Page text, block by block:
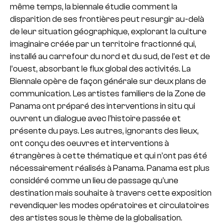
même temps, la biennale étudie comment la
disparition de ses frontières peut resurgir au-delà
de leur situation géographique, explorant la culture
imaginaire créée par un territoire fractionné qui,
installé au carrefour du nord et du sud, de l’est et de
l’ouest, absorbant le flux global des activités. La
Biennale opère de façon générale sur deux plans de
communication. Les artistes familiers de la Zone de
Panama ont préparé des interventions in situ qui
ouvrent un dialogue avec l’histoire passée et
présente du pays. Les autres, ignorants des lieux,
ont conçu des oeuvres et interventions à
étrangères à cette thématique et qui n’ont pas été
nécessairement réalisés à Panama. Panama est plus
considéré comme un lieu de passage qu’une
destination mais souhaite à travers cette exposition
revendiquer les modes opératoires et circulatoires
des artistes sous le thème de la globalisation.